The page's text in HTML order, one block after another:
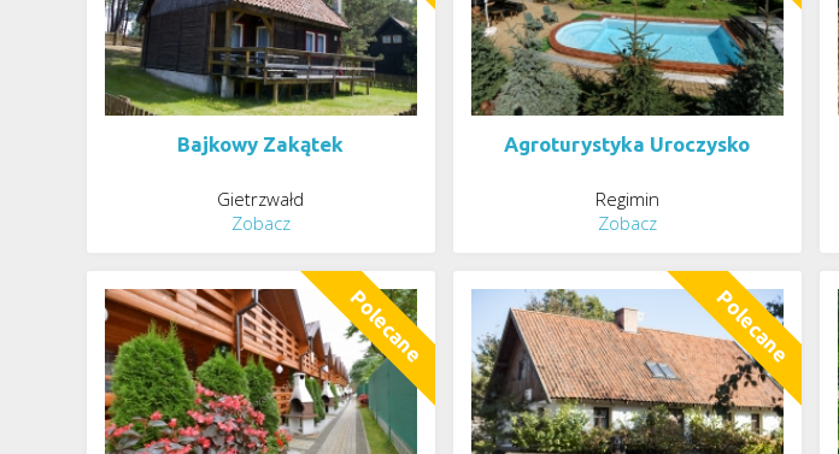
Bajkowy Zakątek
Gietrzwałd
Zobacz
Agroturystyka Uroczysko
Regimin
Zobacz